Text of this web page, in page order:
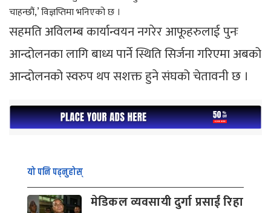
चाहन्छौं,’ विज्ञप्तिमा भनिएको छ ।
सहमति अविलम्ब कार्यान्वयन नगरेर आफूहरुलाई पुनः
आन्दोलनका लागि बाध्य पार्ने स्थिति सिर्जना गरिएमा अबको
आन्दोलनको स्वरुप थप सशक्त हुने संघको चेतावनी छ ।
यो पनि पढ्नुहोस्
मेडिकल व्यवसायी दुर्गा प्रसाईं रिहा